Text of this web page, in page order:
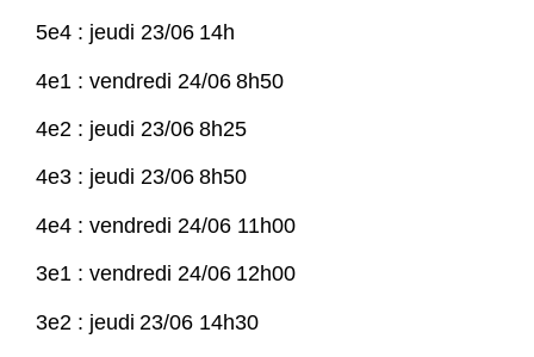
5e4 : jeudi 23/06 14h
4e1 : vendredi 24/06 8h50
4e2 : jeudi 23/06 8h25
4e3 : jeudi 23/06 8h50
4e4 : vendredi 24/06 11h00
3e1 : vendredi 24/06 12h00
3e2 : jeudi 23/06 14h30